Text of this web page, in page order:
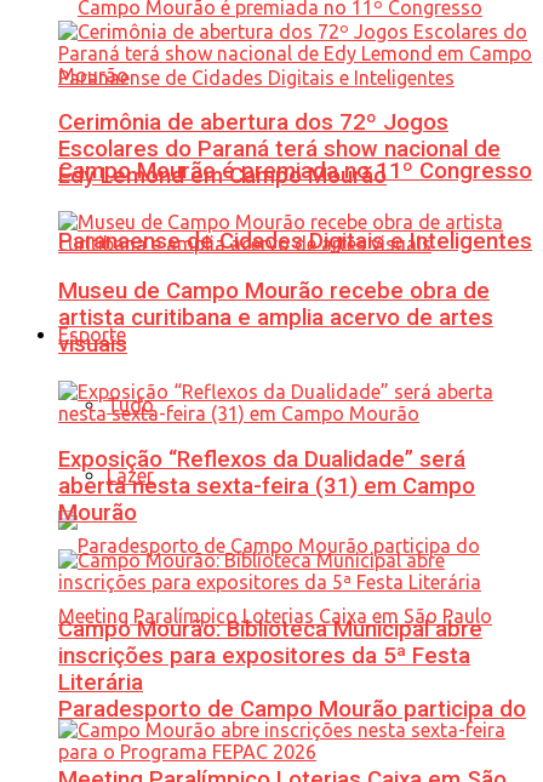
Campo Mourão é premiada no 11º Congresso
Paranaense de Cidades Digitais e Inteligentes
Esporte
Tudo
Lazer
Paradesporto de Campo Mourão participa do
Cerimônia de abertura dos 72º Jogos
Escolares do Paraná terá show nacional de
Edy Lemond em Campo Mourão
Museu de Campo Mourão recebe obra de
artista curitibana e amplia acervo de artes
visuais
Exposição “Reflexos da Dualidade” será
aberta nesta sexta-feira (31) em Campo
Mourão
Campo Mourão: Biblioteca Municipal abre
inscrições para expositores da 5ª Festa
Literária